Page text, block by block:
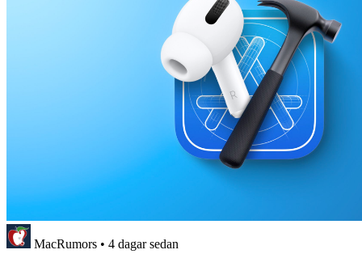
MacRumors • 4 dagar sedan